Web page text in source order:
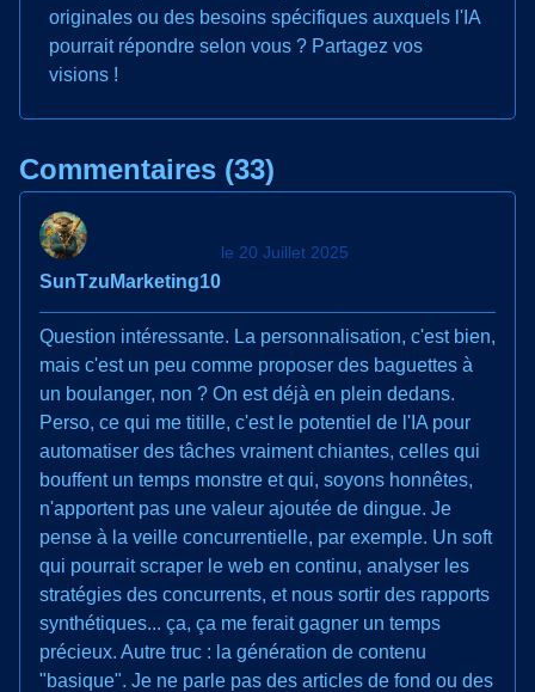
originales ou des besoins spécifiques auxquels l'IA
pourrait répondre selon vous ? Partagez vos
visions !
Commentaires (33)
SunTzuMarketing10
le 20 Juillet 2025
Question intéressante. La personnalisation, c'est bien,
mais c'est un peu comme proposer des baguettes à
un boulanger, non ? On est déjà en plein dedans.
Perso, ce qui me titille, c'est le potentiel de l'IA pour
automatiser des tâches vraiment chiantes, celles qui
bouffent un temps monstre et qui, soyons honnêtes,
n'apportent pas une valeur ajoutée de dingue. Je
pense à la veille concurrentielle, par exemple. Un soft
qui pourrait scraper le web en continu, analyser les
stratégies des concurrents, et nous sortir des rapports
synthétiques... ça, ça me ferait gagner un temps
précieux. Autre truc : la génération de contenu
"basique". Je ne parle pas des articles de fond ou des